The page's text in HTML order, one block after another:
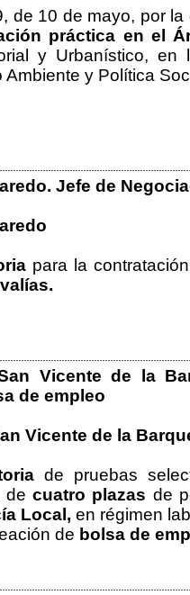
de 10 de mayo, por
práctica en el
y Urbanístico,
Ambiente y Política
Jefe de
para la
Vicente de la
de empleo
Vicente de la
de pruebas
decuatro plazas de
Local, en régimen
de bolsa de